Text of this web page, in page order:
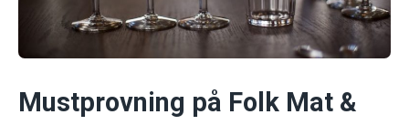
Mustprovning på Folk Mat &